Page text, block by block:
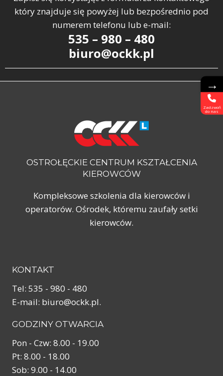
który znajduje się powyżej lub bezpośrednio pod
numerem telefonu lub e-mail:
535 – 980 – 480
biuro@ockk.pl
OSTROŁĘCKIE CENTRUM KSZTAŁCENIA
KIEROWCÓW
Kompleksowe szkolenia dla kierowców i
operatorów. Ośrodek, któremu zaufały setki
kierowców.
KONTAKT
Tel: 535 - 980 - 480
E-mail: biuro@ockk.pl.
GODZINY OTWARCIA
Pon - Czw: 8.00 - 19.00
Pt: 8.00 - 18.00
Sob: 9.00 - 14.00
→
Zadzwoń
do nas